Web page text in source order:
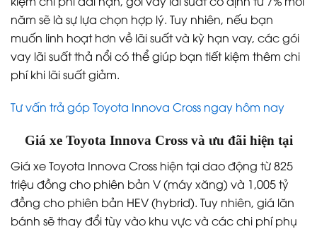
năm sẽ là sự lựa chọn hợp lý. Tuy nhiên, nếu bạn
muốn linh hoạt hơn về lãi suất và kỳ hạn vay, các gói
vay lãi suất thả nổi có thể giúp bạn tiết kiệm thêm chi
phí khi lãi suất giảm.
Tư vấn trả góp Toyota Innova Cross ngay hôm nay
Giá xe Toyota Innova Cross và ưu đãi hiện tại
Giá xe Toyota Innova Cross hiện tại dao động từ 825
triệu đồng cho phiên bản V (máy xăng) và 1,005 tỷ
đồng cho phiên bản HEV (hybrid). Tuy nhiên, giá lăn
bánh sẽ thay đổi tùy vào khu vực và các chi phí phụ